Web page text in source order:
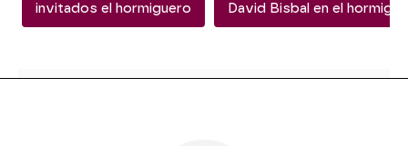
invitados el hormiguero David Bisbal en el